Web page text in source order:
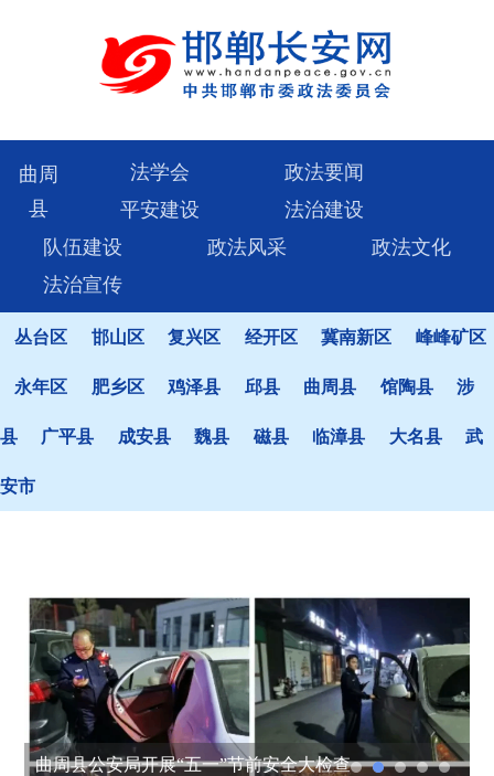
曲周
县
法学会
政法要闻
平安建设
法治建设
队伍建设
政法风采
政法文化
法治宣传
丛台区 邯山区 复兴区 经开区 冀南新区 峰峰矿区
永年区 肥乡区 鸡泽县 邱县 曲周县 馆陶县 涉
县 广平县 成安县 魏县 磁县 临漳县 大名县 武
安市
曲周县公安局开展“五一”节前安全大检查